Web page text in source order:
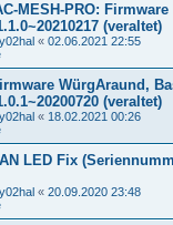
MESH-PRO:
(veraltet)
y02hal « 02.06.2021 22:55
WürgAraund,
(veraltet)
y02hal « 18.02.2021 00:26
LED Fix
y02hal « 20.09.2020 23:48